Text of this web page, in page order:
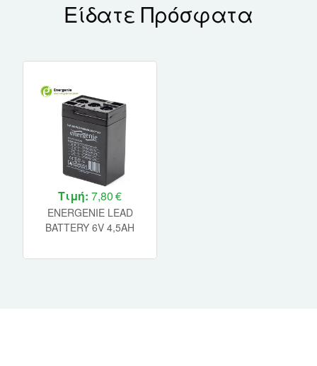
Είδατε Πρόσφατα
Τιμή: 7,80 €
ENERGENIE LEAD
BATTERY 6V 4,5AH